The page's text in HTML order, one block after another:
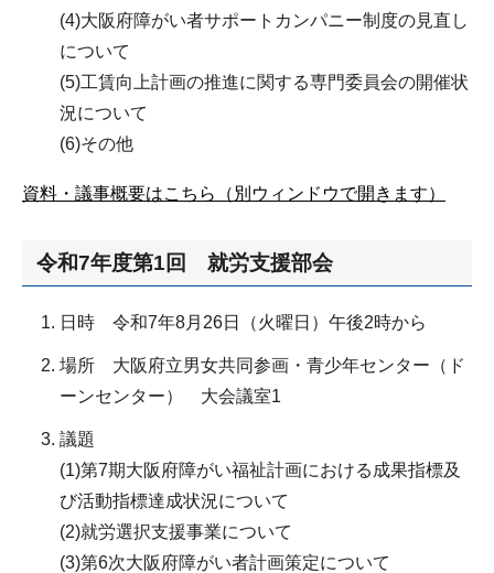
(4)大阪府障がい者サポートカンパニー制度の見直し
について
(5)工賃向上計画の推進に関する専門委員会の開催状
況について
(6)その他
資料・議事概要はこちら（別ウィンドウで開きます）
令和7年度第1回 就労支援部会
日時 令和7年8月26日（火曜日）午後2時から
場所 大阪府立男女共同参画・青少年センター（ド
ーンセンター） 大会議室1
議題
(1)第7期大阪府障がい福祉計画における成果指標及
び活動指標達成状況について
(2)就労選択支援事業について
(3)第6次大阪府障がい者計画策定について